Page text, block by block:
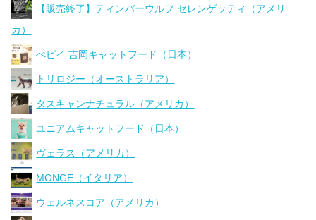
【販売終了】ティンバーウルフ セレンゲッティ（アメリ
カ）
ぺピイ 吉岡キャットフード（日本）
トリロジー（オーストラリア）
タスキャンナチュラル（アメリカ）
ユニアムキャットフード（日本）
ヴェラス（アメリカ）
MONGE（イタリア）
ウェルネスコア（アメリカ）